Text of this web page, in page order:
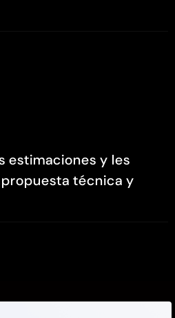
estimaciones y les
técnica y